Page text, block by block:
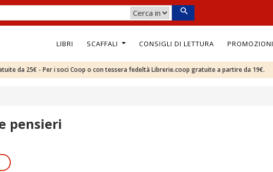
LIBRI SCAFFALI CONSIGLI DI LETTURA PROMOZIONI
da 25€ - Per i soci Coop o con tessera fedeltà Librerie.coop gratuite a partire da 19€.
pensieri